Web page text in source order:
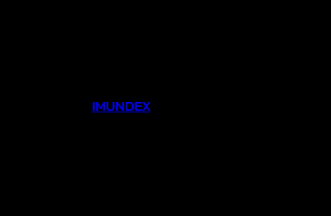
IMUNDEX